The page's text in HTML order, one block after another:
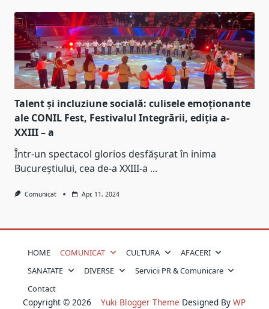
Talent și incluziune socială: culisele emoționante
ale CONIL Fest, Festivalul Integrării, ediția a-
XXIII – a
Într-un spectacol glorios desfășurat în inima
Bucureștiului, cea de-a XXIII-a ...
Comunicat Apr. 11, 2024
HOME COMUNICAT CULTURA
AFACERI
SANATATE
DIVERSE
Servicii PR & Comunicare
Contact
Copyright © 2026 Yuki Blogger Theme Designed By WP